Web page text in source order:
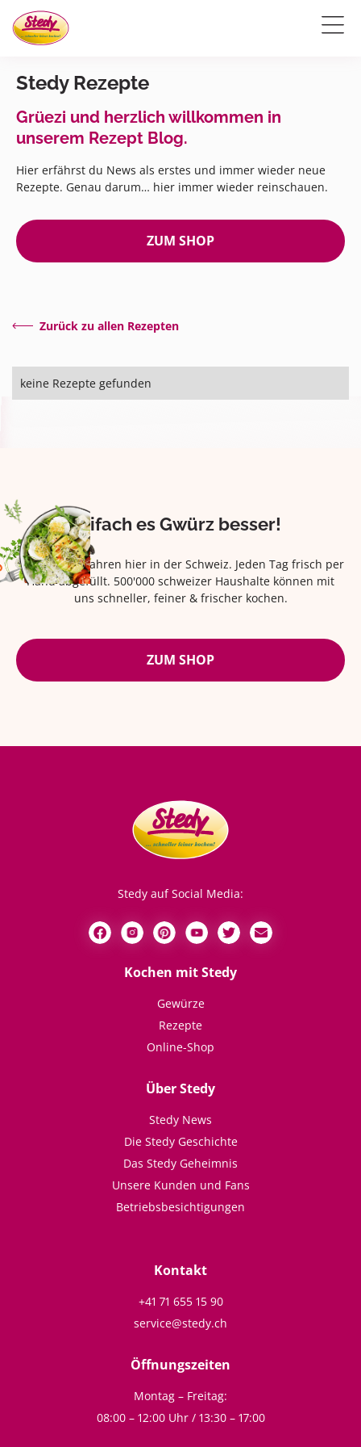
Stedy Rezepte
Grüezi und herzlich willkommen in
unserem Rezept Blog.
Hier erfährst du News als erstes und immer wieder neue
Rezepte. Genau darum… hier immer wieder reinschauen.
ZUM SHOP
Zurück zu allen Rezepten
keine Rezepte gefunden
Eifach es Gwürz besser!
Seit über 42 Jahren hier in der Schweiz. Jeden Tag frisch per
Hand abgefüllt. 500'000 schweizer Haushalte können mit
uns schneller, feiner & frischer kochen.
ZUM SHOP
Stedy auf Social Media:
Kochen mit Stedy
Gewürze
Rezepte
Online-Shop
Über Stedy
Stedy News
Die Stedy Geschichte
Das Stedy Geheimnis
Unsere Kunden und Fans
Betriebsbesichtigungen
Kontakt
+41 71 655 15 90
service@stedy.ch
Öffnungszeiten
Montag – Freitag:
08:00 – 12:00 Uhr / 13:30 – 17:00